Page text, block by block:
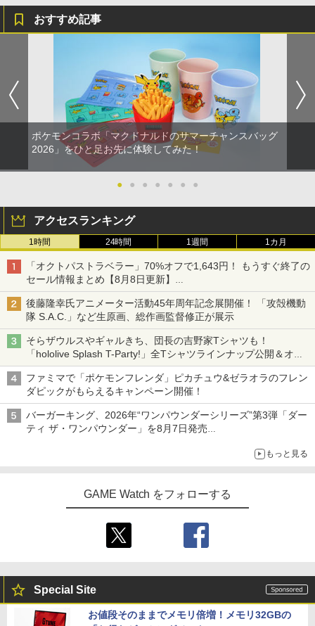
おすすめ記事
ポケモンコラボ「マクドナルドのサマーチャンスバッグ
2026」をひと足お先に体験してみた！
● ● ● ● ● ● ●
アクセスランキング
1時間 24時間 1週間 1カ月
「オクトパストラベラー」70%オフで1,643円！ もうすぐ終了の
セール情報まとめ【8月8日更新】
ニンテンドーeショップでは「大神 絶景版」が67%オフで990円
後藤隆幸氏アニメーター活動45年周年記念展開催！ 「攻殻機動
隊 S.A.C.」など生原画、総作画監督修正が展示
そらザウルスやギャルきち、団長の吉野家Tシャツも！
「hololive Splash T-Party!」全Tシャツラインナップ公開＆オン
ライン販売開始
ファミマで「ポケモンフレンダ」ピカチュウ&ゼラオラのフレン
ダピックがもらえるキャンペーン開催！
バーガーキング、2026年“ワンパウンダーシリーズ”第3弾「ダー
ティ ザ・ワンパウンダー」を8月7日発売
もっと見る
GAME Watch をフォローする
Special Site
お値段そのままでメモリ倍増！メモリ32GBの